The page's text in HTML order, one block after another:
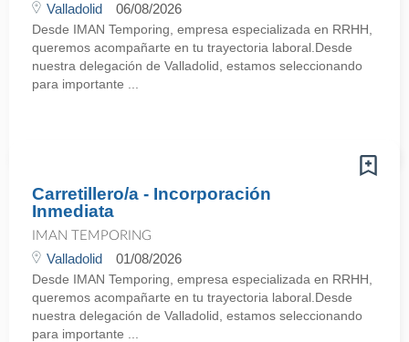
Valladolid 06/08/2026
Desde IMAN Temporing, empresa especializada en RRHH,
queremos acompañarte en tu trayectoria laboral.Desde
nuestra delegación de Valladolid, estamos seleccionando
para importante ...
Carretillero/a - Incorporación
Inmediata
IMAN TEMPORING
Valladolid 01/08/2026
Desde IMAN Temporing, empresa especializada en RRHH,
queremos acompañarte en tu trayectoria laboral.Desde
nuestra delegación de Valladolid, estamos seleccionando
para importante ...